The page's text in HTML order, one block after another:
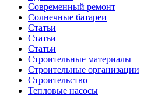
Современный ремонт
Солнечные батареи
Статьи
Статьи
Статьи
Строительные материалы
Строительные организации
Строительство
Тепловые насосы